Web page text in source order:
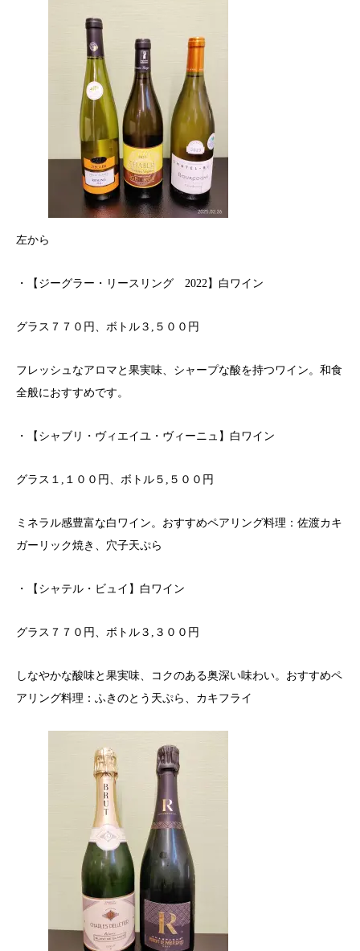
左から
・【ジーグラー・リースリング 2022】白ワイン
グラス７７０円、ボトル３,５００円
フレッシュなアロマと果実味、シャープな酸を持つワイン。和食
全般におすすめです。
・【シャブリ・ヴィエイユ・ヴィーニュ】白ワイン
グラス１,１００円、ボトル５,５００円
ミネラル感豊富な白ワイン。おすすめペアリング料理：佐渡カキ
ガーリック焼き、穴子天ぷら
・【シャテル・ビュイ】白ワイン
グラス７７０円、ボトル３,３００円
しなやかな酸味と果実味、コクのある奥深い味わい。おすすめペ
アリング料理：ふきのとう天ぷら、カキフライ